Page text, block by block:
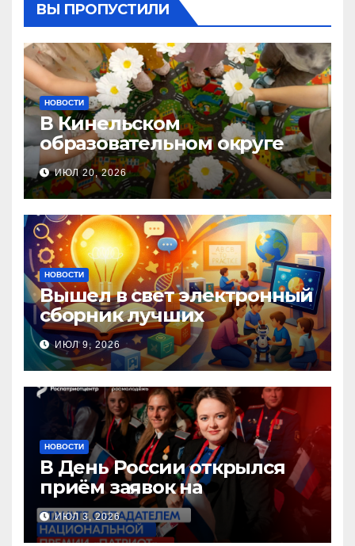
ВЫ ПРОПУСТИЛИ
НОВОСТИ
В Кинельском
образовательном округе
прошла Неделя правовой
помощи, посвящённая Дню
семьи, любви и верности
ИЮЛ 20, 2026
НОВОСТИ
Вышел в свет электронный
сборник лучших
инновационных практик
педагогов дошкольного
образования!
ИЮЛ 9, 2026
НОВОСТИ
В День России открылся
приём заявок на
Национальную премию
«Патриот»
ИЮЛ 3, 2026